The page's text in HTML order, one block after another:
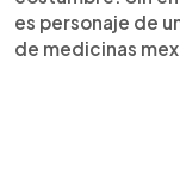
es personaje de
de medicinas